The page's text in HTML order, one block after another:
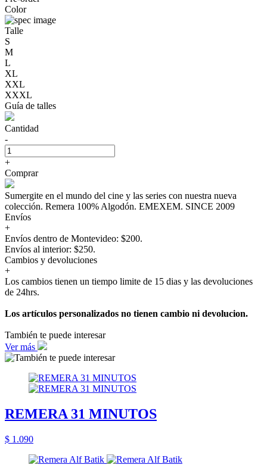
Color
Talle
S
M
L
XL
XXL
XXXL
Guía de talles
Cantidad
-
+
Comprar
Sumergite en el mundo del cine y las series con nuestra nueva
colección. Remera 100% Algodón. EMEXEM. SINCE 2009
Envíos
+
Envíos dentro de Montevideo: $200.
Envíos al interior: $250.
Cambios y devoluciones
+
Los cambios tienen un tiempo limite de 15 dias y las devoluciones
de 24hrs.
Los artículos personalizados no tienen cambio ni devolucion.
También te puede interesar
Ver más
REMERA 31 MINUTOS
$ 1.090